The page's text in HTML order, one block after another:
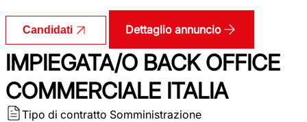
Candidati Dettaglio annuncio
IMPIEGATA/O BACK OFFICE
COMMERCIALE ITALIA
Tipo di contratto Somministrazione